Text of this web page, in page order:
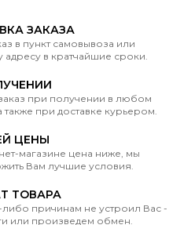
ЗАКАЗА
в пункт самовывоза или
в кратчайшие сроки.
при получении в любом
также при доставке курьером.
ЦЕНЫ
магазине цена ниже, мы
Вам лучшие условия.
ТОВАРА
причинам не устроил Вас -
или произведем обмен.